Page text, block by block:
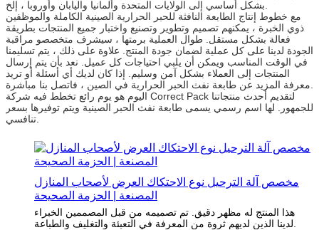
مع خطوط إنتاج الطابعة النافثة للحبر الحرارية الصينية الكاملة والموظفين
ذوي الخبرة ، يمكنهم تصميم وتطوير وتصنيع واختبار جميع المنتجات بطريقة
فعالة بشكل مستقل. طوال العملية برمتها ، سيشرف متخصصو مراقبة
الجودة لدينا على كل عملية لضمان جودة المنتج. علاوة على ذلك ، يتم تسليمنا
في الوقت المناسب ويمكن أن يلبي احتياجات كل عميل. نعد بأن يتم إرسال
المنتجات إلى العملاء بشكل آمن وسليم. إذا كان لديك أي أسئلة أو تريد
اليوم هو يوم رائع تخطط فيه شركة Correct Pack لتقديم أحدث منتجاتنا
للجمهور. لها اسم رسمي يسمى طابعة نفث الحبر الصينية ويتم توفيرها بسعر
مخصص آلة الترحيل نوع الاحتكاك العرض لأصحاب المنازل
المصنعة | الحزمة الصحيحة
هذا المنتج له مظهر دقيق. تم تصميمه من قبل المصممين الخبراء